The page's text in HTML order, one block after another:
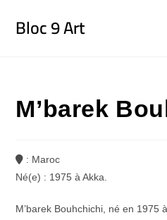
Bloc 9 Art
M’barek
: Maroc
Né(e) : 1975 à Akka.
M’barek Bouhchichi, né en 1975